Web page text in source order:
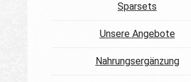
Sparsets
Unsere Angebote
Nahrungsergänzung